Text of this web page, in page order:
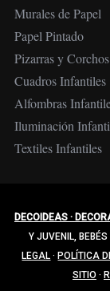
Murales de Papel
Papel Pintado
Pizarras y Corchos
Cuadros Infantiles
Alfombras
Iluminación
Textiles Infantiles
DECOIDEAS ·
Y JUVENIL, BEBÉS
LEGAL · POLÍTICA
SITIO ·